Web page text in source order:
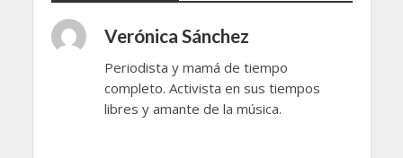
Verónica Sánchez
Periodista y mamá de tiempo
completo. Activista en sus tiempos
libres y amante de la música.